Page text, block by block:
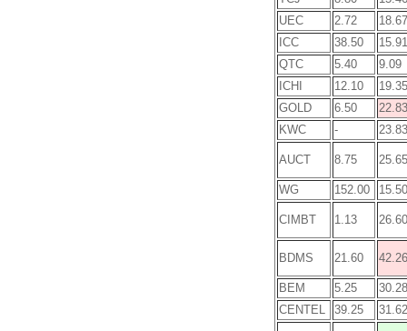
UEC
2.72
18.67
ICC
38.50
15.91
QTC
5.40
9.09
ICHI
12.10
19.35
GOLD
6.50
22.83
KWC
- 23.83
AUCT 8.75 25.65
WG 152.00 15.50
CIMBT 1.13 26.60
BDMS 21.60 42.26
BEM 5.25
30.28
CENTEL
39.25 31.62